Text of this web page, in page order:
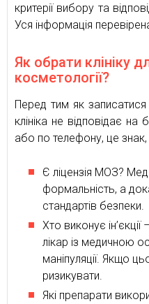
критерії вибору та
Уся інформація
Як обрати клініку
косметології?
Перед тим як
клініка не відповідає на
або по телефону, це
Є ліцензія МОЗ?
формальність, а
стандартів безпеки.
Хто виконує
лікар із медичною
маніпуляції. Якщо
ризикувати.
Які препарати